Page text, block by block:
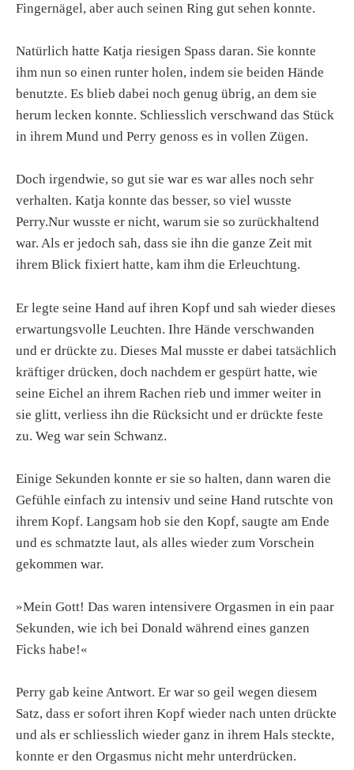
Fingernägel, aber auch seinen Ring gut sehen konnte.
Natürlich hatte Katja riesigen Spass daran. Sie konnte
ihm nun so einen runter holen, indem sie beiden Hände
benutzte. Es blieb dabei noch genug übrig, an dem sie
herum lecken konnte. Schliesslich verschwand das Stück
in ihrem Mund und Perry genoss es in vollen Zügen.
Doch irgendwie, so gut sie war es war alles noch sehr
verhalten. Katja konnte das besser, so viel wusste
Perry.Nur wusste er nicht, warum sie so zurückhaltend
war. Als er jedoch sah, dass sie ihn die ganze Zeit mit
ihrem Blick fixiert hatte, kam ihm die Erleuchtung.
Er legte seine Hand auf ihren Kopf und sah wieder dieses
erwartungsvolle Leuchten. Ihre Hände verschwanden
und er drückte zu. Dieses Mal musste er dabei tatsächlich
kräftiger drücken, doch nachdem er gespürt hatte, wie
seine Eichel an ihrem Rachen rieb und immer weiter in
sie glitt, verliess ihn die Rücksicht und er drückte feste
zu. Weg war sein Schwanz.
Einige Sekunden konnte er sie so halten, dann waren die
Gefühle einfach zu intensiv und seine Hand rutschte von
ihrem Kopf. Langsam hob sie den Kopf, saugte am Ende
und es schmatzte laut, als alles wieder zum Vorschein
gekommen war.
»Mein Gott! Das waren intensivere Orgasmen in ein paar
Sekunden, wie ich bei Donald während eines ganzen
Ficks habe!«
Perry gab keine Antwort. Er war so geil wegen diesem
Satz, dass er sofort ihren Kopf wieder nach unten drückte
und als er schliesslich wieder ganz in ihrem Hals steckte,
konnte er den Orgasmus nicht mehr unterdrücken.